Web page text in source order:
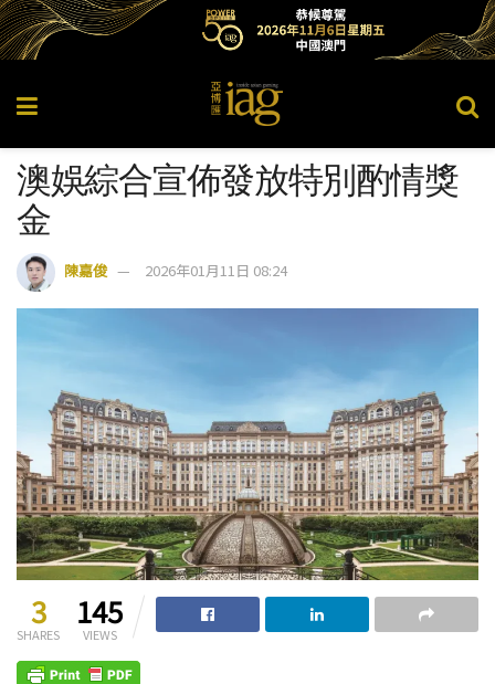
澳娛綜合宣佈發放特別酌情獎
金
陳嘉俊 2026年01月11日 08:24
3
SHARES
145
VIEWS